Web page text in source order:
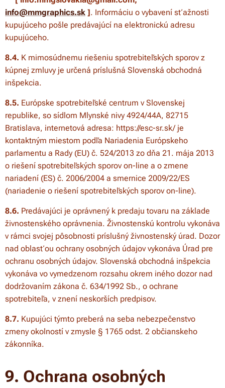
info@mmgraphics.sk ]. Informáciu o vybavení sťažnosti
kupujúceho pošle predávajúcí na elektronickú adresu
kupujúceho.
8.4. K mimosúdnemu riešeniu spotrebiteľských sporov z
kúpnej zmluvy je určená príslušná Slovenská obchodná
inšpekcia.
8.5. Európske spotrebiteľské centrum v Slovenskej
republike, so sídlom Mlynské nivy 4924/44A, 82715
Bratislava, internetová adresa: https://esc-sr.sk/ je
kontaktným miestom podľa Nariadenia Európskeho
parlamentu a Rady (EU) č. 524/2013 zo dňa 21. mája 2013
o riešení spotrebiteľských sporov on-line a o zmene
nariadení (ES) č. 2006/2004 a smernice 2009/22/ES
(nariadenie o riešení spotrebiteľských sporov on-line).
8.6. Predávajúci je oprávnený k predaju tovaru na základe
živnostenského oprávnenia. Živnostenskú kontrolu vykonáva
v rámci svojej pôsobnosti príslušný živnostenský úrad. Dozor
nad oblasťou ochrany osobných údajov vykonáva Úrad pre
ochranu osobných údajov. Slovenská obchodná inšpekcia
vykonáva vo vymedzenom rozsahu okrem iného dozor nad
dodržovaním zákona č. 634/1992 Sb., o ochrane
spotrebiteľa, v znení neskorších predpisov.
8.7. Kupujúci týmto preberá na seba nebezpečenstvo
zmeny okolností v zmysle § 1765 odst. 2 občianskeho
zákonníka.
9. Ochrana osobných